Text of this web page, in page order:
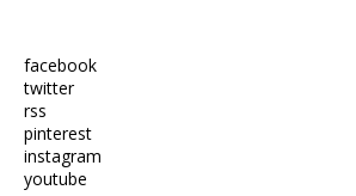
facebook
twitter
rss
pinterest
instagram
youtube